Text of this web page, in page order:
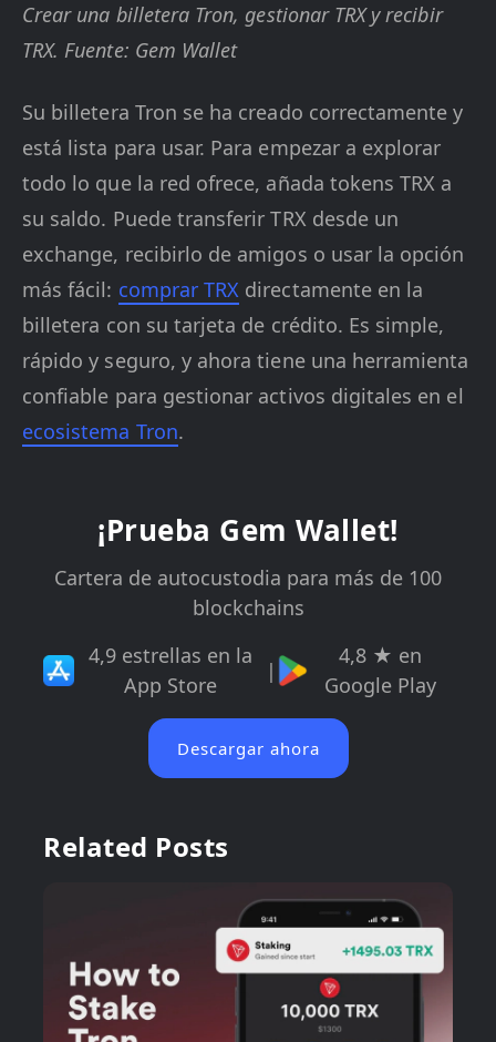
Crear una billetera Tron, gestionar TRX y recibir
TRX. Fuente: Gem Wallet
Su billetera Tron se ha creado correctamente y
está lista para usar. Para empezar a explorar
todo lo que la red ofrece, añada tokens TRX a
su saldo. Puede transferir TRX desde un
exchange, recibirlo de amigos o usar la opción
más fácil: comprar TRX directamente en la
billetera con su tarjeta de crédito. Es simple,
rápido y seguro, y ahora tiene una herramienta
confiable para gestionar activos digitales en el
ecosistema Tron.
¡Prueba Gem Wallet!
Cartera de autocustodia para más de 100
blockchains
4,9 estrellas en la
App Store
|
4,8 ★ en
Google Play
Descargar ahora
Related Posts